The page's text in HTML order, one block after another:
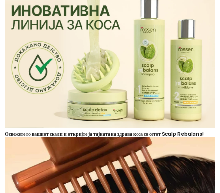
Освежете го вашиот скалп и откријте ја тајната на здрава коса со сетот Scalp Rebalans!